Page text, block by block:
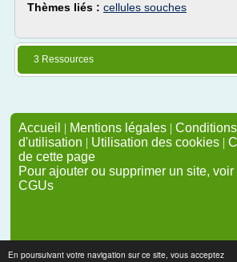
En poursuivant votre navigation sur ce site, vous acceptez
Thèmes liés : cellules souches
3 Ressources
Accueil | Mentions légales |
d'utilisation | Utilisation des cookies |
de cette page
Pour ajouter ou supprimer un site,
CGUs